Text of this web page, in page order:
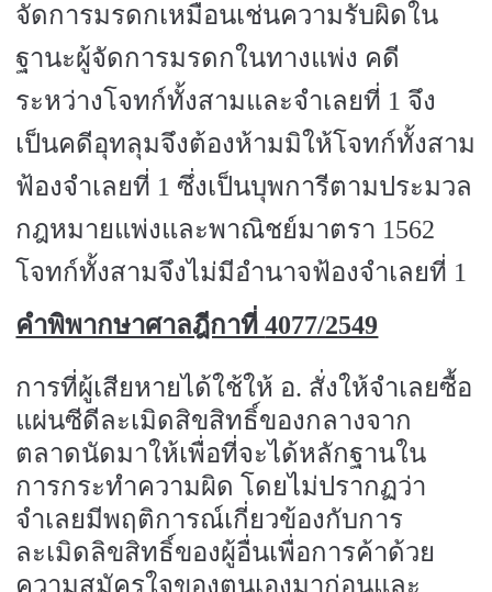
จัดการมรดกเหมือนเช่นความรับผิดใน
ฐานะผู้จัดการมรดกในทางแพ่ง คดี
ระหว่างโจทก์ทั้งสามและจำเลยที่ 1 จึง
เป็นคดีอุทลุมจึงต้องห้ามมิให้โจทก์ทั้งสาม
ฟ้องจำเลยที่ 1ซึ่งเป็นบุพการีตามประมวล
กฎหมายแพ่งและพาณิชย์มาตรา 1562
โจทก์ทั้งสามจึงไม่มีอำนาจฟ้องจำเลยที่ 1
คำพิพากษาศาลฎีกาที่4077/2549
การที่ผู้เสียหายได้ใช้ให้ อ. สั่งให้จำเลยซื้อ
แผ่นซีดีละเมิดสิขสิทธิ์ของกลางจาก
ตลาดนัดมาให้เพื่อที่จะได้หลักฐานใน
การกระทำความผิด โดยไม่ปรากฏว่า
จำเลยมีพฤติการณ์เกี่ยวข้องกับการ
ละเมิดลิขสิทธิ์ของผู้อื่นเพื่อการค้าด้วย
ความสมัครใจของตนเองมาก่อนและ